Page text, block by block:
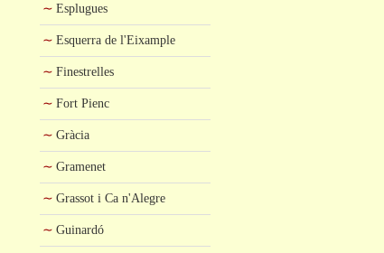
Esplugues
Esquerra de l'Eixample
Finestrelles
Fort Pienc
Gràcia
Gramenet
Grassot i Ca n'Alegre
Guinardó